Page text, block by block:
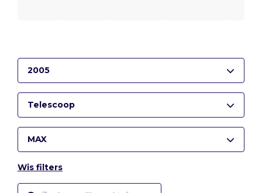
2005
Telescoop
MAX
Wis filters